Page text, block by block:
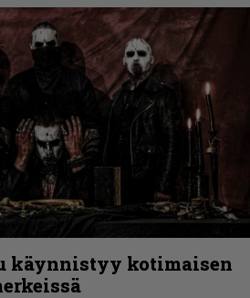
käynnistyy kotimaisen